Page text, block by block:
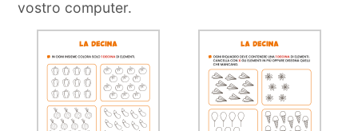
vostro computer.